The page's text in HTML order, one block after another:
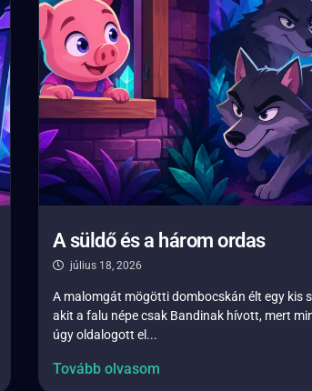
A süldő és a három ordas
július 18, 2026
A malomgát mögötti dombocskán élt egy kis
akit a falu népe csak Bandinak hívott, mert
úgy oldalogott el...
Tovább olvasom